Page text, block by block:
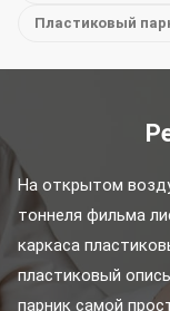
Пластиковый
На открытом
тоннеля фильма
каркаса
пластиковый
парник самой